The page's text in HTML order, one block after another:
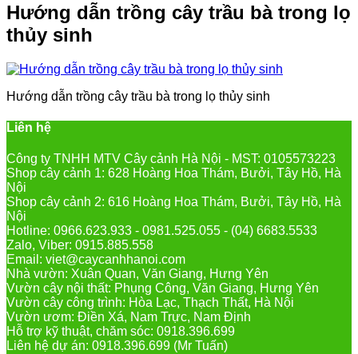
Hướng dẫn trồng cây trầu bà trong lọ
thủy sinh
Hướng dẫn trồng cây trầu bà trong lọ thủy sinh
Liên hệ
Công ty TNHH MTV Cây cảnh Hà Nội - MST: 0105573223
Shop cây cảnh 1: 628 Hoàng Hoa Thám, Bưởi, Tây Hồ, Hà
Nội
Shop cây cảnh 2: 616 Hoàng Hoa Thám, Bưởi, Tây Hồ, Hà
Nội
Hotline: 0966.623.933 - 0981.525.055 - (04) 6683.5533
Zalo, Viber: 0915.885.558
Email: viet@caycanhhanoi.com
Nhà vườn: Xuân Quan, Văn Giang, Hưng Yên
Vườn cây nội thất: Phụng Công, Văn Giang, Hưng Yên
Vườn cây công trình: Hòa Lạc, Thạch Thất, Hà Nội
Vườn ươm: Điền Xá, Nam Trực, Nam Định
Hỗ trợ kỹ thuật, chăm sóc: 0918.396.699
Liên hệ dự án: 0918.396.699 (Mr Tuấn)